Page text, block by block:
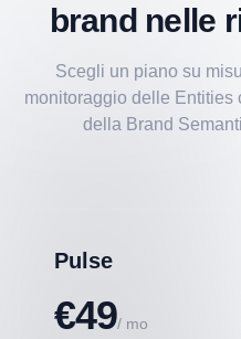
brand nelle
Scegli un piano su
monitoraggio delle Entities
della Brand
Pulse
€49/ mo